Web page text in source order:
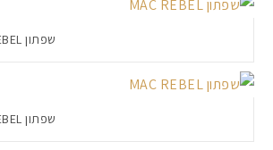
שפתון MAC REBEL
שפתון MAC REBEL